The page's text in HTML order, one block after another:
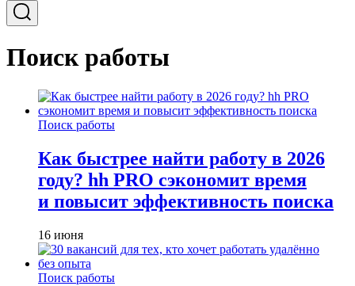
Поиск работы
Поиск работы
Как быстрее найти работу в 2026
году? hh PRO сэкономит время
и повысит эффективность поиска
16 июня
Поиск работы